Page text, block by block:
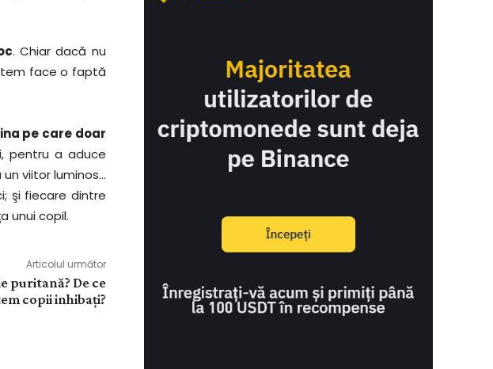
. Chiar dacă nu
face o faptă
pe care doar
pentru a aduce
viitor luminos…
şi fiecare dintre
unui copil.
Articolul următor
puritană? De ce
copii inhibaţi?